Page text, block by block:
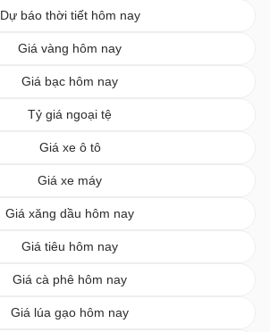
Dự báo thời tiết hôm nay
Giá vàng hôm nay
Giá bạc hôm nay
Tỷ giá ngoại tệ
Giá xe ô tô
Giá xe máy
Giá xăng dầu hôm nay
Giá tiêu hôm nay
Giá cà phê hôm nay
Giá lúa gạo hôm nay